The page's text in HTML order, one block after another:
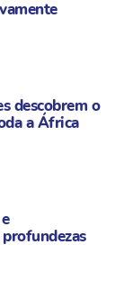
descobrem o
a África